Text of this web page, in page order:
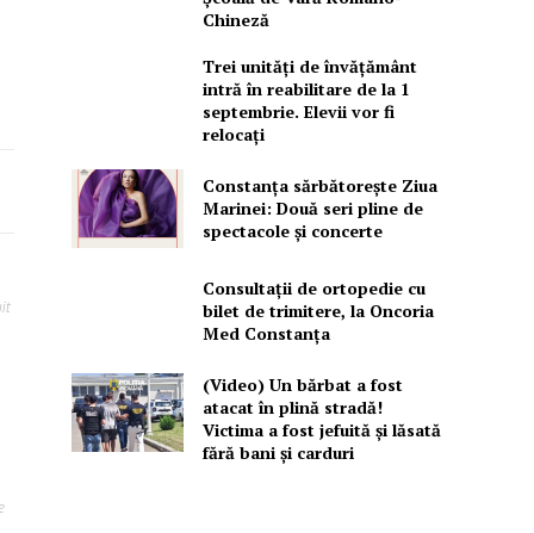
Chineză
Trei unități de învățământ
intră în reabilitare de la 1
septembrie. Elevii vor fi
relocați
Constanța sărbătorește Ziua
Marinei: Două seri pline de
spectacole și concerte
Consultații de ortopedie cu
bilet de trimitere, la Oncoria
Med Constanța
(Video) Un bărbat a fost
atacat în plină stradă!
Victima a fost jefuită și lăsată
fără bani și carduri